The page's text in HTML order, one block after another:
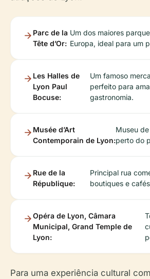
Parc de la
Tête d’Or:
Um dos maiores
Europa, ideal para um
Les Halles de
Lyon Paul
Bocuse:
Um famoso
perfeito para
gastronomia.
Musée d’Art
Contemporain de Lyon:
Museu
perto do
Rue de la
République:
Principal rua
boutiques e
Opéra de Lyon, Câmara
Municipal, Grand Temple de
Lyon:
Para uma experiência cultural